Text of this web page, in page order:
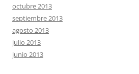
octubre 2013
septiembre 2013
agosto 2013
julio 2013
junio 2013